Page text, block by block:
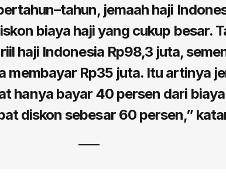
jemaah haji
biaya haji yang cukup besar.
haji Indonesia Rp98,3 juta,
membayar Rp35 juta. Itu artinya
hanya bayar 40 persen dari
diskon sebesar 60 persen,”